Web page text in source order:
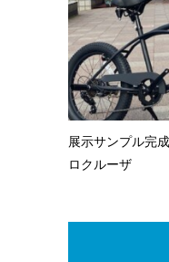
展示サンプル完
ロクルーザ